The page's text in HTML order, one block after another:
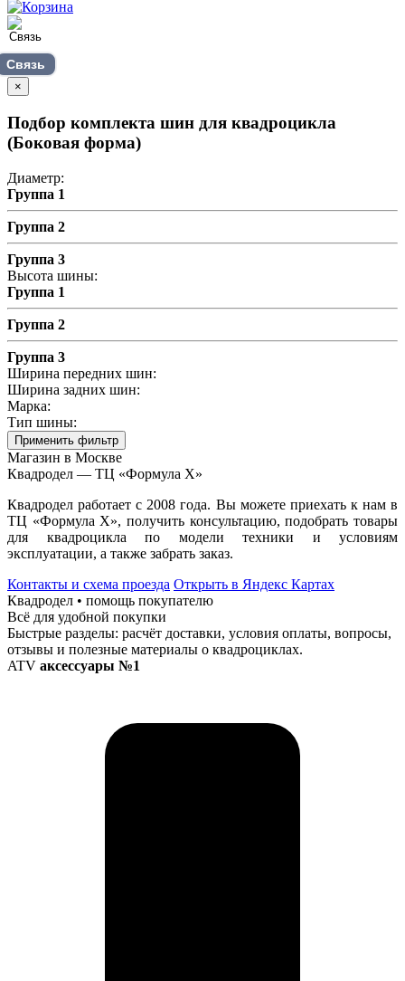
Связь
×
Подбор комплекта шин для квадроцикла
(Боковая форма)
Диаметр:
Группа 1
Группа 2
Группа 3
Высота шины:
Группа 1
Группа 2
Группа 3
Ширина передних шин:
Ширина задних шин:
Марка:
Тип шины:
Применить фильтр
Магазин в Москве
Квадродел — ТЦ «Формула Х»
Квадродел работает с 2008 года. Вы можете приехать к нам в
ТЦ «Формула Х», получить консультацию, подобрать товары
для квадроцикла по модели техники и условиям
эксплуатации, а также забрать заказ.
Контакты и схема проезда Открыть в Яндекс Картах
Квадродел • помощь покупателю
Всё для удобной покупки
Быстрые разделы: расчёт доставки, условия оплаты, вопросы,
отзывы и полезные материалы о квадроциклах.
ATV аксессуары №1